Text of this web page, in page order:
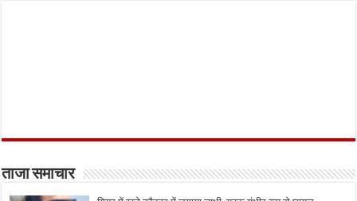
ताजा समाचार